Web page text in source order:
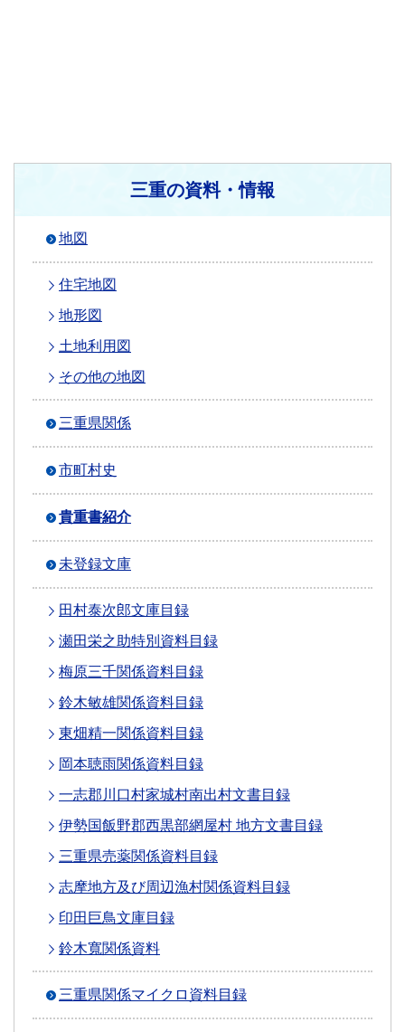
三重の資料・情報
地図
住宅地図
地形図
土地利用図
その他の地図
三重県関係
市町村史
貴重書紹介
未登録文庫
田村泰次郎文庫目録
瀬田栄之助特別資料目録
梅原三千関係資料目録
鈴木敏雄関係資料目録
東畑精一関係資料目録
岡本聴雨関係資料目録
一志郡川口村家城村南出村文書目録
伊勢国飯野郡西黒部網屋村 地方文書目録
三重県売薬関係資料目録
志摩地方及び周辺漁村関係資料目録
印田巨鳥文庫目録
鈴木寬関係資料
三重県関係マイクロ資料目録